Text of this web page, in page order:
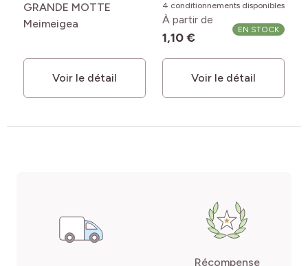
GRANDE MOTTE
Meimeigea
Voir le détail
4 conditionnements disponibles
À partir de
1,10 €
EN STOCK
Voir le détail
Récompense